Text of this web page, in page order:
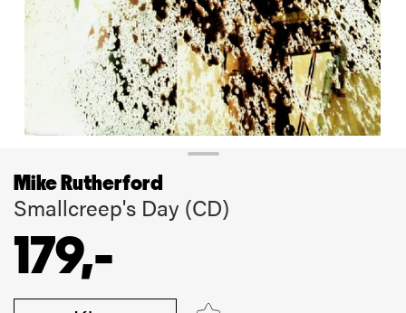
Mike Rutherford
Smallcreep's Day (CD)
179,-